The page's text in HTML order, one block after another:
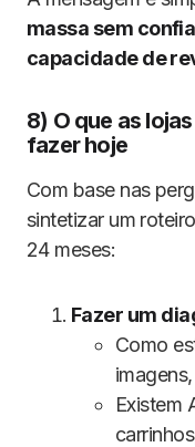
massa sem
capacidade de
8) O que as
fazer hoje
Com base nas
sintetizar um
24 meses:
Fazer um
Como
Existem